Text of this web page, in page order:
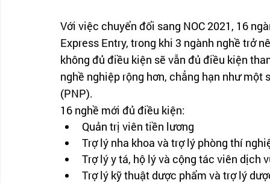
Với việc chuyển đổi sang NOC 2021, 16
Express Entry, trong khi 3 ngành nghề trở
không đủ điều kiện sẽ vẫn đủ điều kiện
nghề nghiệp rộng hơn, chẳng hạn như
(PNP).
16 nghề mới đủ điều kiện:
Quản trị viên tiền lương
Trợ lý nha khoa và trợ lý phòng thí
Trợ lý y tá, hộ lý và cộng tác viên dịch
Trợ lý kỹ thuật dược phẩm và trợ lý